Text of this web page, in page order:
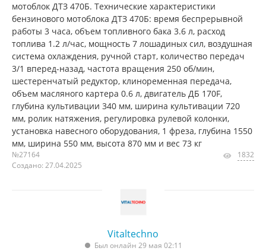
мотоблок ДТЗ 470Б. Технические характеристики
бензинового мотоблока ДТЗ 470Б: время беспрерывной
работы 3 часа, объем топливного бака 3.6 л, расход
топлива 1.2 л/час, мощность 7 лошадиных сил, воздушная
система охлаждения, ручной старт, количество передач
3/1 вперед-назад, частота вращения 250 об/мин,
шестеренчатый редуктор, клиноременная передача,
объем масляного картера 0.6 л, двигатель ДБ 170F,
глубина культивации 340 мм, ширина культивации 720
мм, ролик натяжения, регулировка рулевой колонки,
установка навесного оборудования, 1 фреза, глубина 1550
мм, ширина 550 мм, высота 870 мм и вес 73 кг
№27164
Создано: 27.04.2025
1832
Vitaltechno
Был онлайн 29 мая 02:11